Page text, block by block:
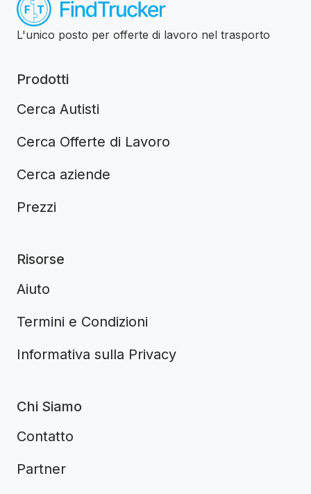
L'unico posto per offerte di lavoro nel trasporto
Prodotti
Cerca Autisti
Cerca Offerte di Lavoro
Cerca aziende
Prezzi
Risorse
Aiuto
Termini e Condizioni
Informativa sulla Privacy
Chi Siamo
Contatto
Partner